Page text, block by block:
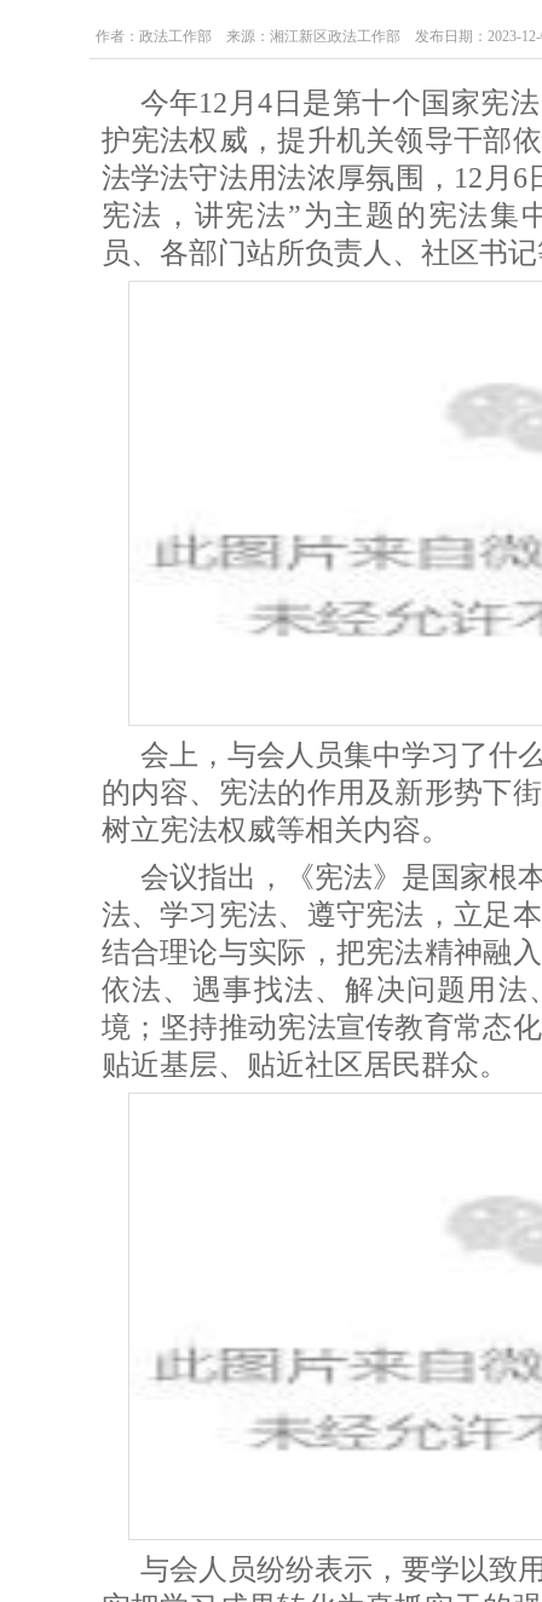
作者：政法工作部 来源：湘江新区政法工作部 发布日期：2023-12-
今年12月4日是第十个国家宪
护宪法权威，提升机关领导干部
法学法守法用法浓厚氛围，12月
宪法，讲宪法”为主题的宪法集
员、各部门站所负责人、社区书
会上，与会人员集中学习了什
的内容、宪法的作用及新形势下
树立宪法权威等相关内容。
会议指出，《宪法》是国家根
法、学习宪法、遵守宪法，立足
结合理论与实际，把宪法精神融
依法、遇事找法、解决问题用
境；坚持推动宪法宣传教育常态
贴近基层、贴近社区居民群众。
与会人员纷纷表示，要学以致